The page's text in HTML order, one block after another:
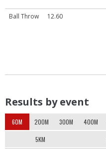
Ball Throw
12.60
Results by event
60M 200M 300M 400M
5KM